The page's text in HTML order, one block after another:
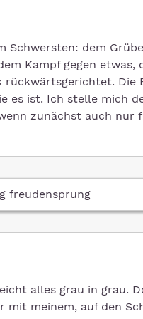
dem
Kampf gegen
Die
es ist. Ich stelle mich
zunächst auch nur
alles grau in grau.
meinem, auf den